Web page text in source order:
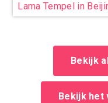
Lama Tempel in
Bekijk
Bekijk het